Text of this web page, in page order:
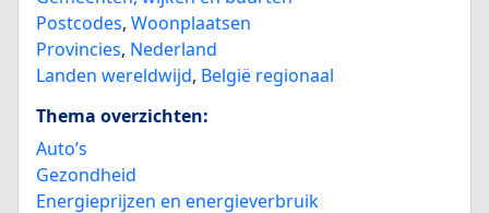
Postcodes, Woonplaatsen
Provincies, Nederland
Landen wereldwijd, België regionaal
Thema overzichten:
Auto’s
Gezondheid
Energieprijzen en energieverbruik